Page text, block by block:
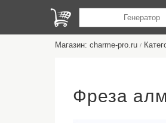
Магазин: charme-pro.ru /
Фреза